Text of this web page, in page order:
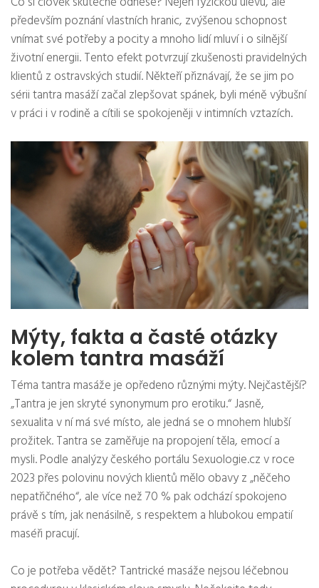
především poznání vlastních hranic, zvýšenou schopnost
vnímat své potřeby a pocity a mnoho lidí mluví i o silnější
životní energii. Tento efekt potvrzují zkušenosti pravidelných
klientů z ostravských studií. Někteří přiznávají, že se jim po
sérii tantra masáží začal zlepšovat spánek, byli méně výbušní
v práci i v rodině a cítili se spokojeněji v intimních vztazích.
Mýty, fakta a časté otázky
kolem tantra masáží
Téma tantra masáže je opředeno různými mýty. Nejčastější?
„Tantra je jen skryté synonymum pro erotiku.“ Jasně,
sexualita v ní má své místo, ale jedná se o mnohem hlubší
prožitek. Tantra se zaměřuje na propojení těla, emocí a
mysli. Podle analýzy českého portálu Sexuologie.cz v roce
2023 přes polovinu nových klientů mělo obavy z „něčeho
nepatřičného“, ale více než 70 % pak odchází spokojeno
právě s tím, jak nenásilně, s respektem a hlubokou empatií
maséři pracují.
Co je potřeba vědět? Tantrické masáže nejsou léčebnou